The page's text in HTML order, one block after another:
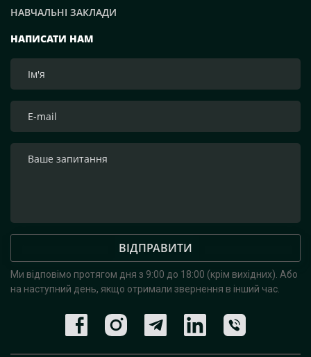
НАПИСАТИ НАМ
ВІДПРАВИТИ
Ми відповімо протягом дня з 9:00 до 18:00 (крім вихідних). Або
на наступний день, якщо отримали звернення в інший час.
НАВЧАЛЬНІ ЗАКЛАДИ